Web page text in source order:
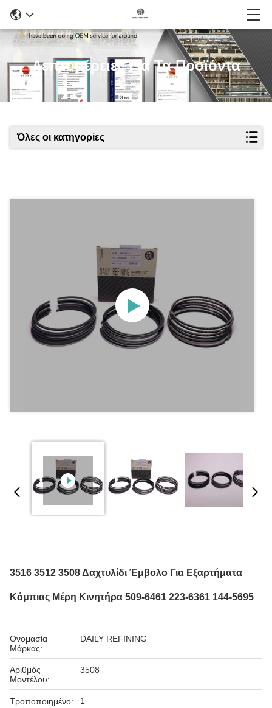
Λεπτομέρειες Για Τα Προϊόντα
Όλες οι κατηγορίες
3516 3512 3508 Δαχτυλίδι Έμβολο Για Εξαρτήματα
Κάμπιας Μέρη Κινητήρα 509-6461 223-6361 144-5695
Ονομασία
Μάρκας:
DAILY REFINING
Αριθμός
Μοντέλου:
3508
Τροποποιημένο: 1